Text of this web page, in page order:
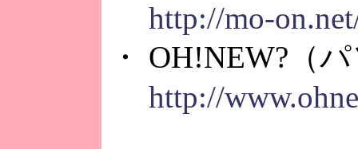
http://mo-
・ OH!NEW?（
http://